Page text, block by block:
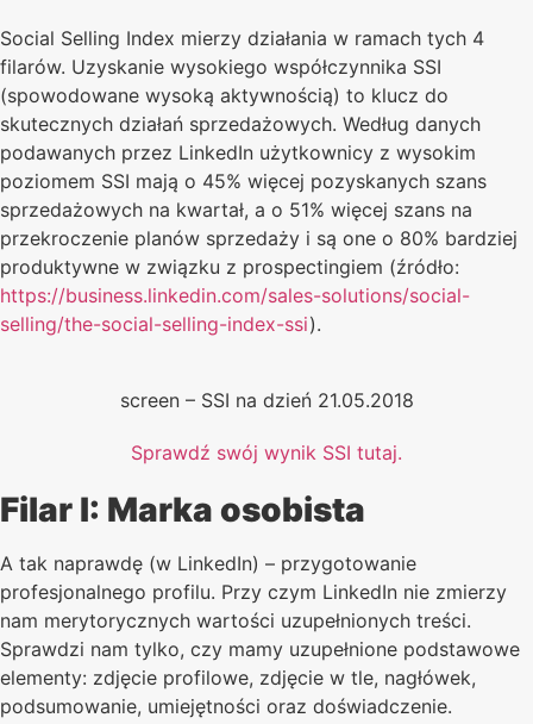
Social Selling Index mierzy działania w ramach tych 4
filarów. Uzyskanie wysokiego współczynnika SSI
(spowodowane wysoką aktywnością) to klucz do
skutecznych działań sprzedażowych. Według danych
podawanych przez LinkedIn użytkownicy z wysokim
poziomem SSI mają o 45% więcej pozyskanych szans
sprzedażowych na kwartał, a o 51% więcej szans na
przekroczenie planów sprzedaży i są one o 80% bardziej
produktywne w związku z prospectingiem (źródło:
https://business.linkedin.com/sales-solutions/social-
selling/the-social-selling-index-ssi).
screen – SSI na dzień 21.05.2018
Sprawdź swój wynik SSI tutaj.
Filar I: Marka osobista
A tak naprawdę (w LinkedIn) – przygotowanie
profesjonalnego profilu. Przy czym LinkedIn nie zmierzy
nam merytorycznych wartości uzupełnionych treści.
Sprawdzi nam tylko, czy mamy uzupełnione podstawowe
elementy: zdjęcie profilowe, zdjęcie w tle, nagłówek,
podsumowanie, umiejętności oraz doświadczenie.